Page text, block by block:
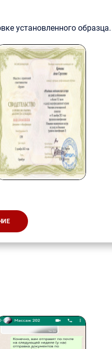
установленного образца.